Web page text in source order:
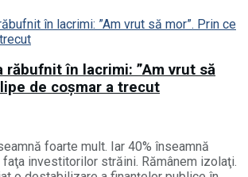
răbufnit în lacrimi: ”Am vrut să
de coșmar a trecut
foarte mult. Iar 40% înseamnă
faţa investitorilor străini. Rămânem izolaţi.